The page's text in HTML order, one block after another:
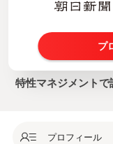
プ
特性マネジメント
プロフィール